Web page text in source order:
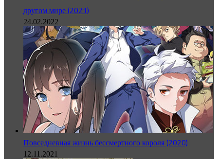
другом мире (2021)
24.02.2022
Повседневная жизнь бессмертного короля (2020)
12.11.2021